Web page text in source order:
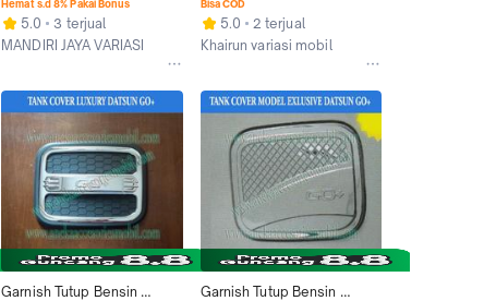
Hemat s.d 8% Pakai Bonus
5.0
3 terjual
MANDIRI JAYA VARIASI
Bisa COD
5.0
2 terjual
Khairun variasi mobil
Garnish Tutup Bensin
Garnish Tutup Bensin